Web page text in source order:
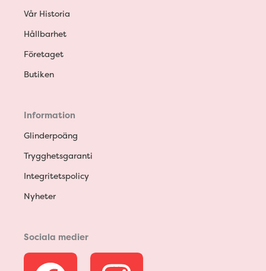
Vår Historia
Hållbarhet
Företaget
Butiken
Information
Glinderpoäng
Trygghetsgaranti
Integritetspolicy
Nyheter
Sociala medier